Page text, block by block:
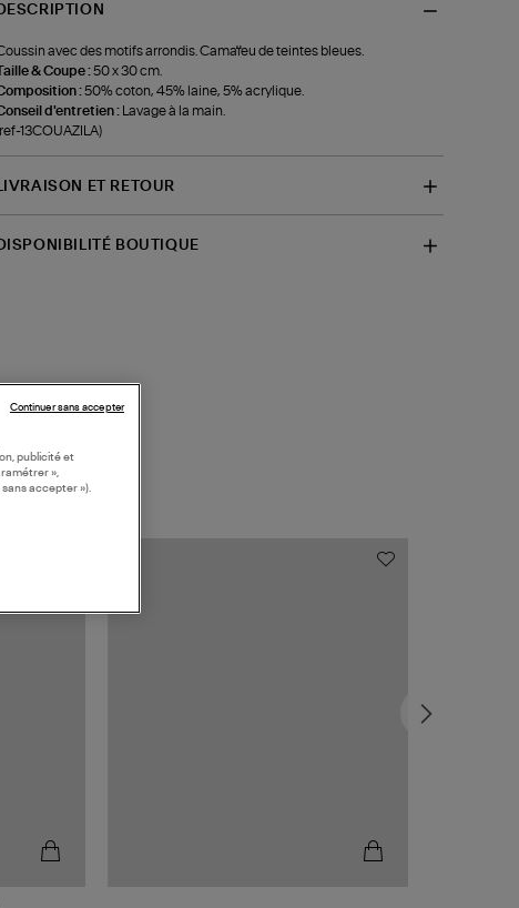
avec des motifs arrondis. Camaïeu de teintes bleues.
& Coupe :50 x 30 cm.
:50% coton, 45% laine, 5% acrylique.
d'entretien :
Lavage à la main.
13COUAZILA)
ET RETOUR
BOUTIQUE
publicité et
»,
accepter »).
Continuer sans accepter